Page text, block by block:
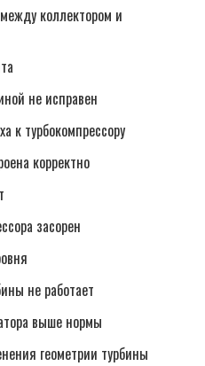
коллектором и
не исправен
к турбокомпрессору
корректно
засорен
не работает
выше нормы
геометрии турбины